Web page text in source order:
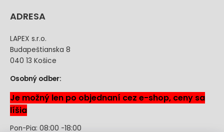
ADRESA
LAPEX s.r.o.
Budapeštianska 8
040 13 Košice
Osobný odber:
Je možný len po objednaní cez e-shop, ceny sa
líšia
Pon-Pia: 08:00 -18:00